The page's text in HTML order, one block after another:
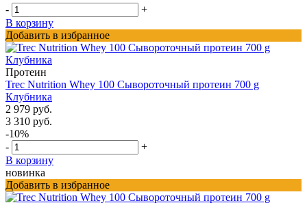
-
+
В корзину
Добавить в избранное
Протеин
Trec Nutrition Whey 100 Сывороточный протеин 700 g
Клубника
2 979 руб.
3 310 руб.
-10%
-
+
В корзину
новинка
Добавить в избранное